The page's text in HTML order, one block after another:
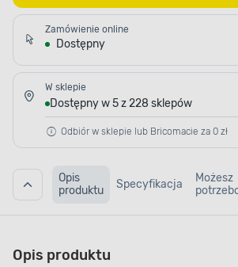
Zamówienie online
Dostępny
W sklepie
Dostępny w 5 z 228 sklepów
Odbiór w sklepie lub Bricomacie za 0 zł
Opis
produktu
Specyfikacja
Możesz
Opis produktu